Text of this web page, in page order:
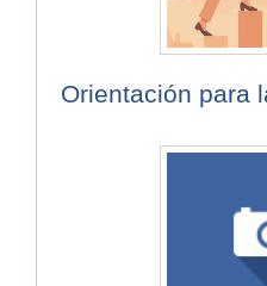
Orientación para